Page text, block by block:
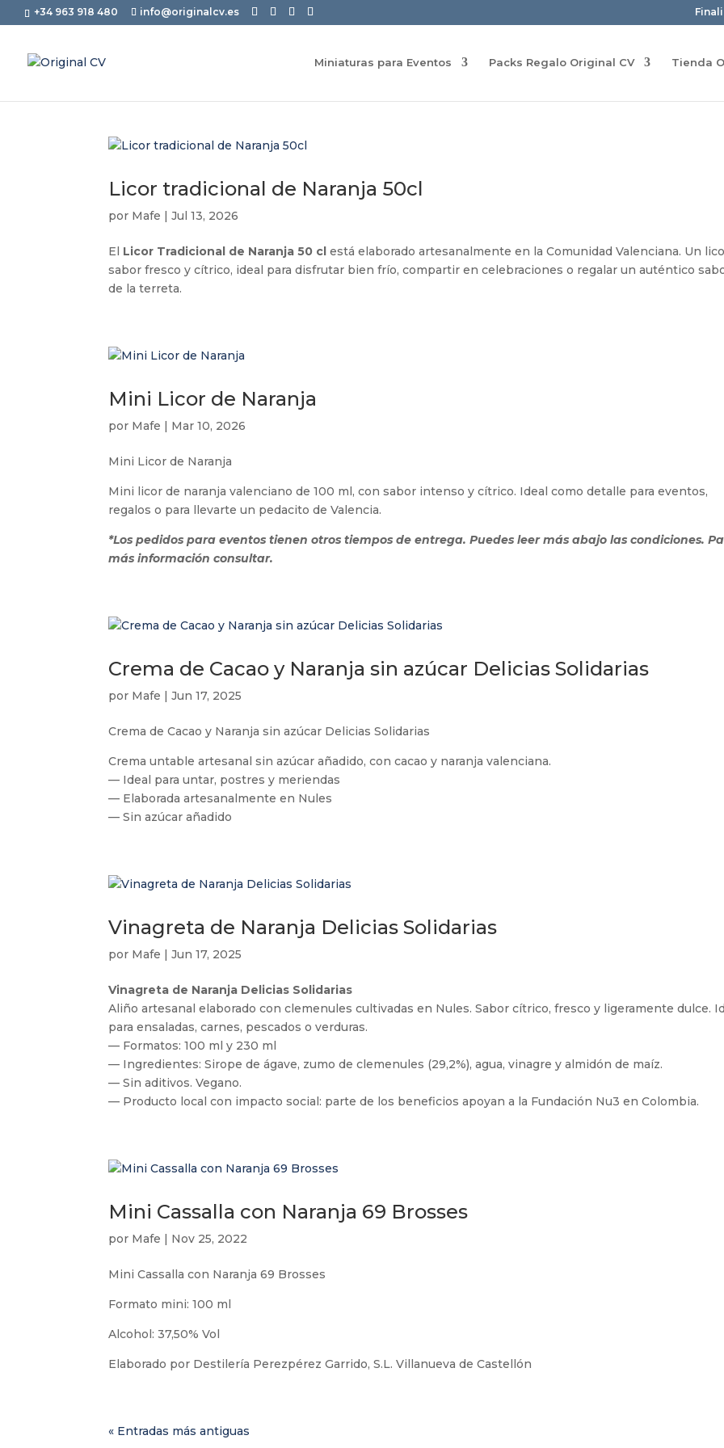
+34 963 918 480 info@originalcv.es
Miniaturas para Eventos Packs Regalo Original CV Tienda
Licor tradicional de Naranja 50cl
por Mafe |Jul 13, 2026
El Licor Tradicional de Naranja 50 cl está elaborado artesanalmente en la Comunidad Valenciana. Un
sabor fresco y cítrico, ideal para disfrutar bien frío, compartir en celebraciones o regalar un auténtico
de la terreta.
Mini Licor de Naranja
por Mafe | Mar 10, 2026
Mini Licor de Naranja
Mini licor de naranja valenciano de 100 ml, con sabor intenso y cítrico. Ideal como detalle para eventos,
regalos o para llevarte un pedacito de Valencia.
*Los pedidos para eventos tienen otros tiempos de entrega. Puedes leer más abajo las condiciones.
más información consultar.
Crema de Cacao y Naranja sin azúcar Delicias Solidarias
por Mafe |Jun 17, 2025
Crema de Cacao y Naranja sin azúcar Delicias Solidarias
Crema untable artesanal sin azúcar añadido, con cacao y naranja valenciana.
— Ideal para untar, postres y meriendas
— Elaborada artesanalmente en Nules
— Sin azúcar añadido
Vinagreta de Naranja Delicias Solidarias
por Mafe |Jun 17, 2025
Vinagreta de Naranja Delicias Solidarias
Aliño artesanal elaborado con clemenules cultivadas en Nules. Sabor cítrico, fresco y ligeramente dulce.
para ensaladas, carnes, pescados o verduras.
— Formatos: 100 ml y 230 ml
— Ingredientes: Sirope de ágave, zumo de clemenules (29,2%), agua, vinagre y almidón de maíz.
— Sin aditivos. Vegano.
— Producto local con impacto social: parte de los beneficios apoyan a la Fundación Nu3 en Colombia.
Mini Cassalla con Naranja 69 Brosses
por Mafe | Nov 25, 2022
Mini Cassalla con Naranja 69 Brosses
Formato mini: 100 ml
Alcohol: 37,50% Vol
Elaborado por Destilería Perezpérez Garrido, S.L. Villanueva de Castellón
« Entradas más antiguas